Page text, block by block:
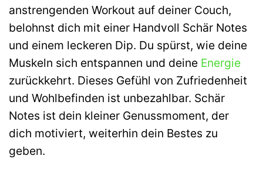
anstrengenden Workout auf deiner Couch,
belohnst dich mit einer Handvoll Schär Notes
und einem leckeren Dip. Du spürst, wie deine
Muskeln sich entspannen und deine Energie
zurückkehrt. Dieses Gefühl von Zufriedenheit
und Wohlbefinden ist unbezahlbar. Schär
Notes ist dein kleiner Genussmoment, der
dich motiviert, weiterhin dein Bestes zu
geben.